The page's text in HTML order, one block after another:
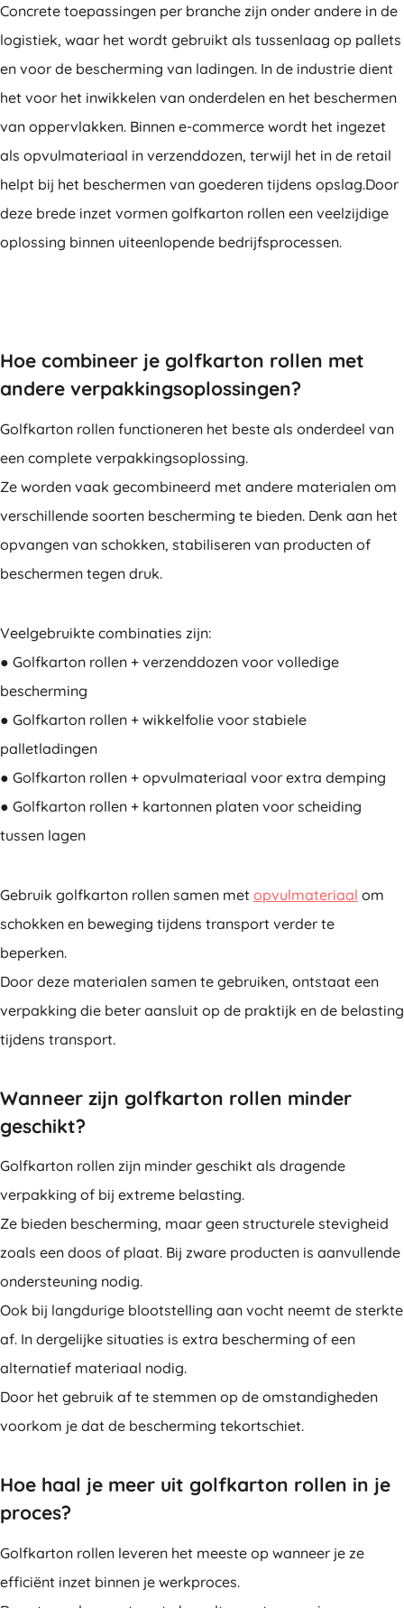
Concrete toepassingen per branche zijn onder andere in de
logistiek, waar het wordt gebruikt als tussenlaag op pallets
en voor de bescherming van ladingen. In de industrie dient
het voor het inwikkelen van onderdelen en het beschermen
van oppervlakken. Binnen e-commerce wordt het ingezet
als opvulmateriaal in verzenddozen, terwijl het in de retail
helpt bij het beschermen van goederen tijdens opslag.Door
deze brede inzet vormen golfkarton rollen een veelzijdige
oplossing binnen uiteenlopende bedrijfsprocessen.
Hoe combineer je golfkarton rollen met
andere verpakkingsoplossingen?
Golfkarton rollen functioneren het beste als onderdeel van
een complete verpakkingsoplossing.
Ze worden vaak gecombineerd met andere materialen om
verschillende soorten bescherming te bieden. Denk aan het
opvangen van schokken, stabiliseren van producten of
beschermen tegen druk.
Veelgebruikte combinaties zijn:
● Golfkarton rollen + verzenddozen voor volledige
bescherming
● Golfkarton rollen + wikkelfolie voor stabiele
palletladingen
● Golfkarton rollen + opvulmateriaal voor extra demping
● Golfkarton rollen + kartonnen platen voor scheiding
tussen lagen
Gebruik golfkarton rollen samen met opvulmateriaal om
schokken en beweging tijdens transport verder te
beperken.
Door deze materialen samen te gebruiken, ontstaat een
verpakking die beter aansluit op de praktijk en de belasting
tijdens transport.
Wanneer zijn golfkarton rollen minder
geschikt?
Golfkarton rollen zijn minder geschikt als dragende
verpakking of bij extreme belasting.
Ze bieden bescherming, maar geen structurele stevigheid
zoals een doos of plaat. Bij zware producten is aanvullende
ondersteuning nodig.
Ook bij langdurige blootstelling aan vocht neemt de sterkte
af. In dergelijke situaties is extra bescherming of een
alternatief materiaal nodig.
Door het gebruik af te stemmen op de omstandigheden
voorkom je dat de bescherming tekortschiet.
Hoe haal je meer uit golfkarton rollen in je
proces?
Golfkarton rollen leveren het meeste op wanneer je ze
efficiënt inzet binnen je werkproces.